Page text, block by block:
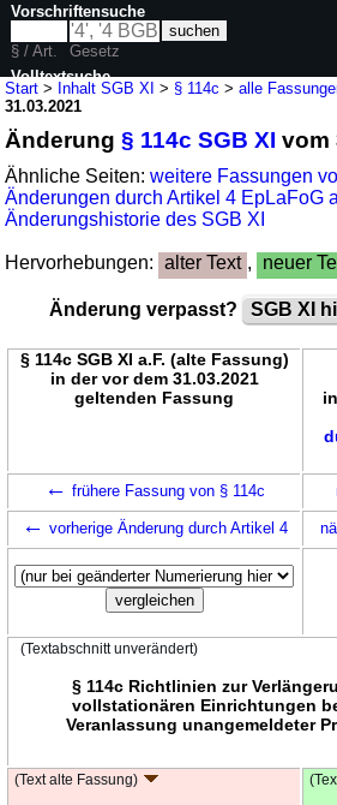
Start > Inhalt SGB XI > § 114c >alle
31.03.2021
Änderung§ 114c SGB XI vom
Ähnliche Seiten:weitere Fassungen
Änderungen durch Artikel 4 EpLaFoG
Änderungshistorie des SGB XI
Hervorhebungen: alter Text , neuer
Änderung verpasst? SGB XI
§ 114c SGB XI a.F. (alte Fassung)
in der vor dem 31.03.2021
geltenden Fassung
← frühere Fassung von § 114c
← vorherige Änderung durch Artikel 4
(Textabschnitt unverändert)
§ 114c Richtlinien zur
vollstationären Einrichtungen
Veranlassung unangemeldeter
(Text alte Fassung)
Vorschriftensuche
§ / Art.
Gesetz
Volltextsuche